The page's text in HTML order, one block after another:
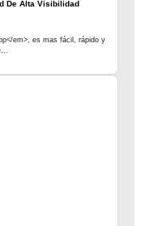
De Alta Visibilidad
em>, es mas fácil, rápido y